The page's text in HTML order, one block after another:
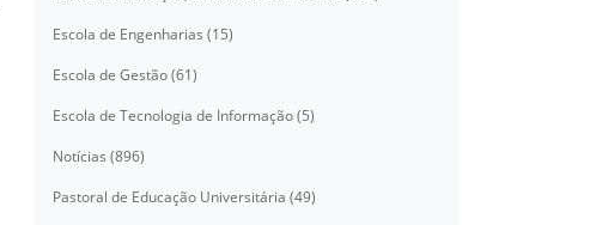
Escola de Engenharias (15)
Escola de Gestão (61)
Escola de Tecnologia de Informação (5)
Notícias (896)
Pastoral de Educação Universitária (49)